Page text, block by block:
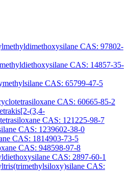
CAS: 97802-
CAS: 14857-35-
CAS: 65799-47-5
CAS: 60665-85-2
(3,4-
CAS: 121225-98-7
CAS: 1239602-38-0
CAS: 1814903-73-5
CAS: 948598-97-8
CAS: 2897-60-1
CAS: